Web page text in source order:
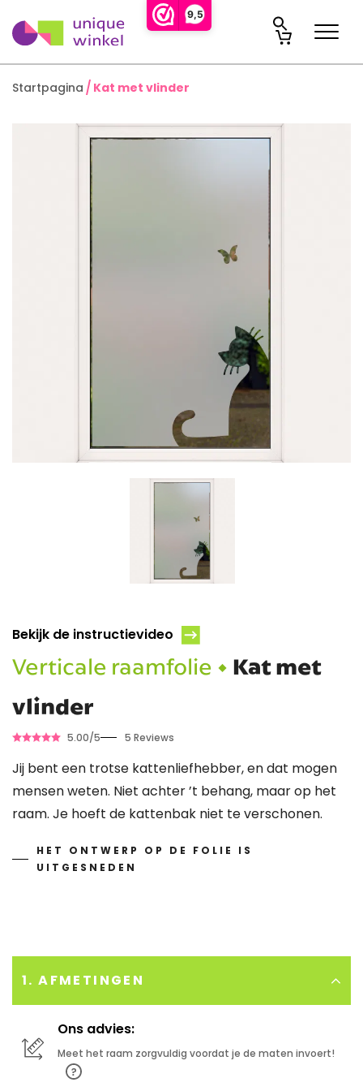
9,5
Startpagina Kat met vlinder
Bekijk de instructievideo
Verticale raamfolie • Kat met
vlinder
5.00/5 5 Reviews
Jij bent een trotse kattenliefhebber, en dat mogen
mensen weten. Niet achter ’t behang, maar op het
raam. Je hoeft de kattenbak niet te verschonen.
HET ONTWERP OP DE FOLIE IS
UITGESNEDEN
1. AFMETINGEN
Ons advies:
Meet het raam zorgvuldig voordat je de maten invoert!